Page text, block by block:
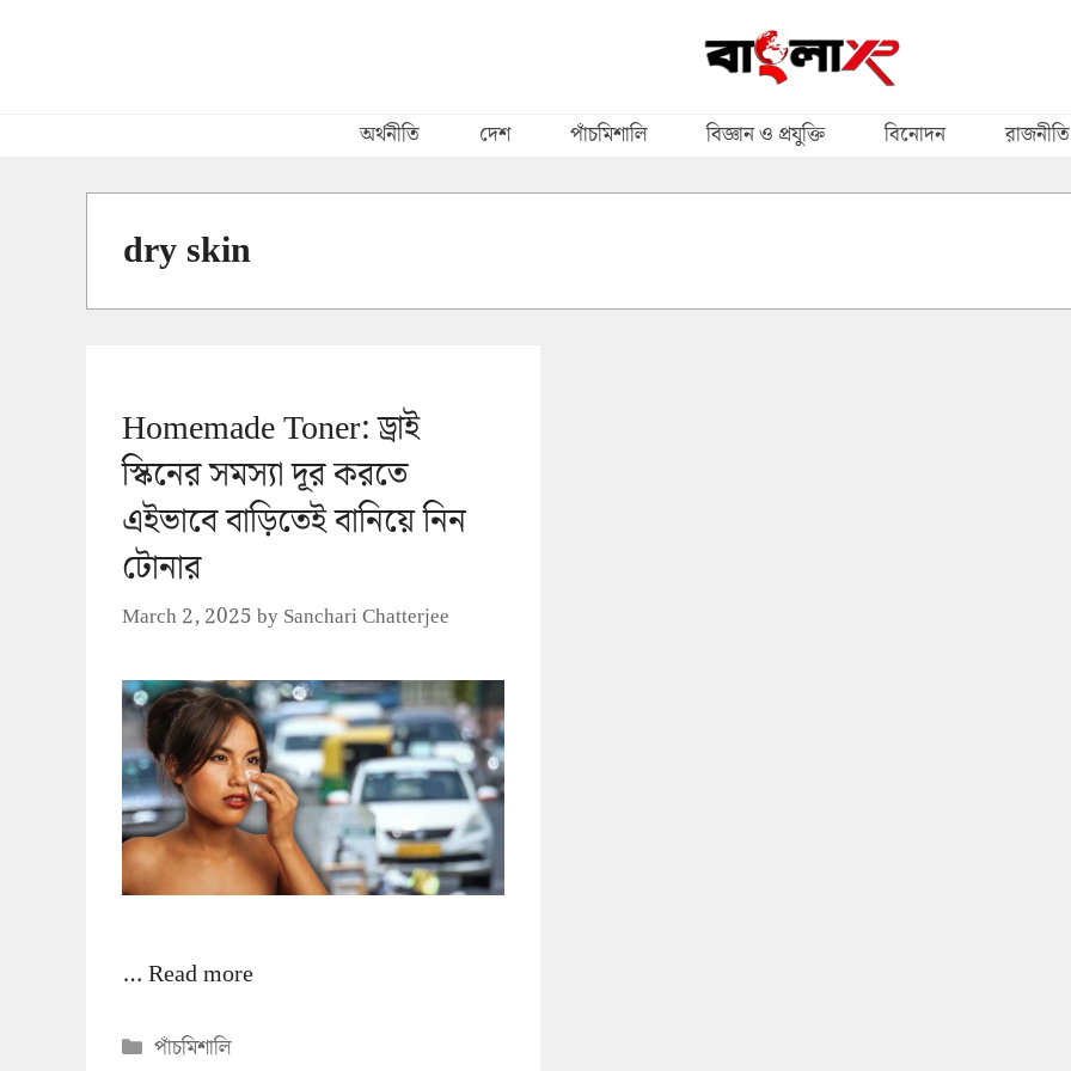
অর্থনীতি দেশ পাঁচমিশালি বিজ্ঞান ও প্রযুক্তি বিনোদন রাজনীতি
dry skin
Homemade Toner: ড্রাই
স্কিনের সমস্যা দূর করতে
এইভাবে বাড়িতেই বানিয়ে নিন
টোনার
March 2, 2025bySanchari Chatterjee
…Read more
Categories
পাঁচমিশালি